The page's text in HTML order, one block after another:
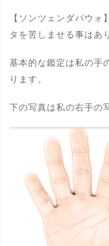
【ソンツェンダパウ
タを苦しませる事はあ
基本的な鑑定は私の手
ります。
下の写真は私の右手の